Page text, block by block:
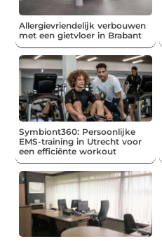
Allergievriendelijk verbouwen
met een gietvloer in Brabant
Symbiont360: Persoonlijke
EMS-training in Utrecht voor
een efficiënte workout